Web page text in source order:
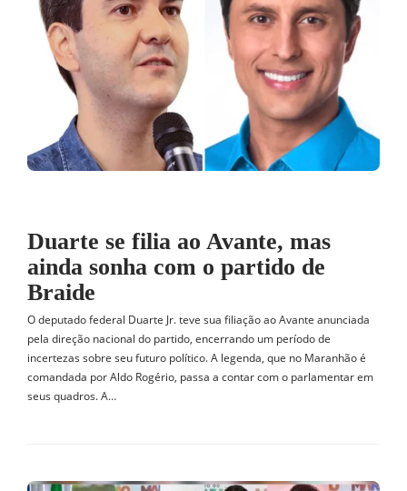
Duarte se filia ao Avante, mas
ainda sonha com o partido de
Braide
O deputado federal Duarte Jr. teve sua filiação ao Avante anunciada
pela direção nacional do partido, encerrando um período de
incertezas sobre seu futuro político. A legenda, que no Maranhão é
comandada por Aldo Rogério, passa a contar com o parlamentar em
seus quadros. A…